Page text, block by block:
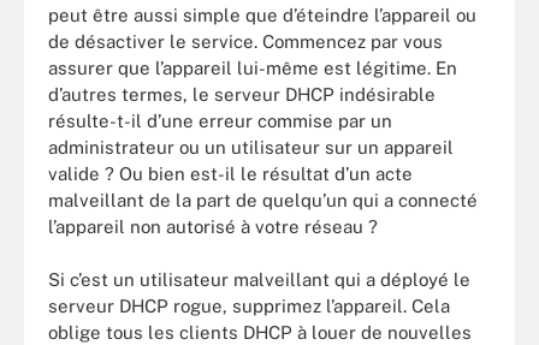
peut être aussi simple que d’éteindre l’appareil ou
de désactiver le service. Commencez par vous
assurer que l’appareil lui-même est légitime. En
d’autres termes, le serveur DHCP indésirable
résulte-t-il d’une erreur commise par un
administrateur ou un utilisateur sur un appareil
valide ? Ou bien est-il le résultat d’un acte
malveillant de la part de quelqu’un qui a connecté
l’appareil non autorisé à votre réseau ?
Si c’est un utilisateur malveillant qui a déployé le
serveur DHCP rogue, supprimez l’appareil. Cela
oblige tous les clients DHCP à louer de nouvelles